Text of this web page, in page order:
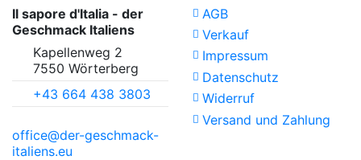
Il sapore d'Italia - der
Geschmack Italiens
Kapellenweg 2
7550 Wörterberg
+43 664 438 3803
office@der-geschmack-
italiens.eu
AGB
Verkauf
Impressum
Datenschutz
Widerruf
Versand und Zahlung